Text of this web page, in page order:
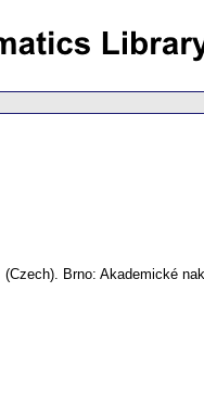
(Czech). Brno: Akademické